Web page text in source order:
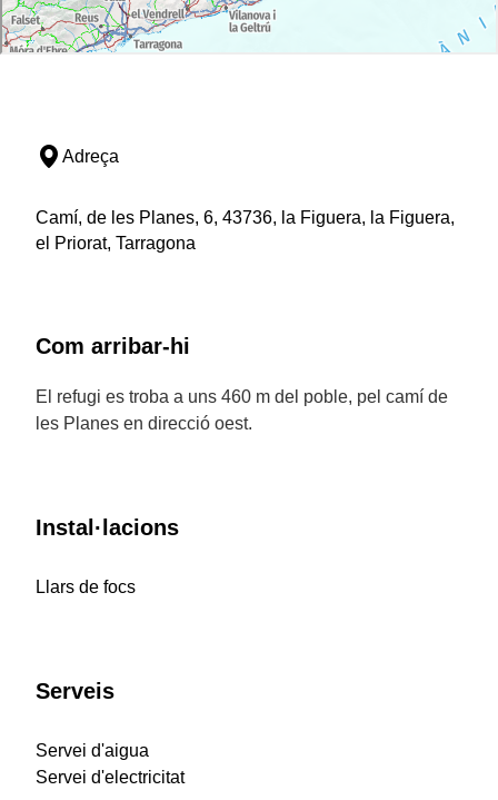
Adreça
Camí, de les Planes, 6, 43736, la Figuera, la Figuera,
el Priorat, Tarragona
Com arribar-hi
El refugi es troba a uns 460 m del poble, pel camí de
les Planes en direcció oest.
Instal·lacions
Llars de focs
Serveis
Servei d'aigua
Servei d'electricitat